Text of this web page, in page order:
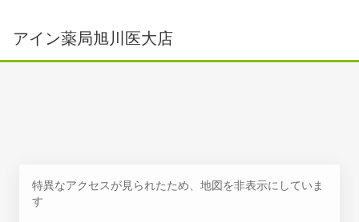
アイン薬局旭川医大店
特異なアクセスが見られたため、地図を非表示にしていま
す